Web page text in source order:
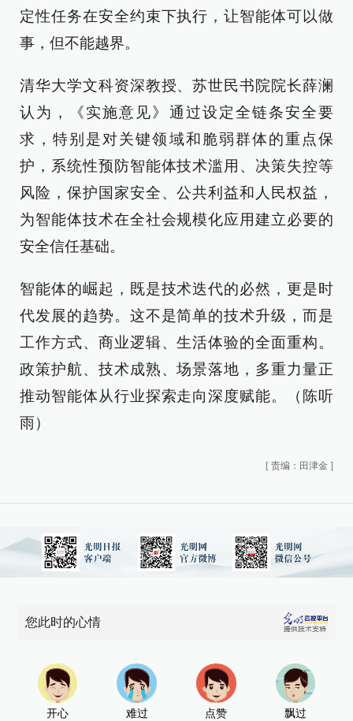
定性任务在安全约束下执行，让智能体可以做
事，但不能越界。
清华大学文科资深教授、苏世民书院院长薛澜
认为，《实施意见》通过设定全链条安全要
求，特别是对关键领域和脆弱群体的重点保
护，系统性预防智能体技术滥用、决策失控等
风险，保护国家安全、公共利益和人民权益，
为智能体技术在全社会规模化应用建立必要的
安全信任基础。
智能体的崛起，既是技术迭代的必然，更是时
代发展的趋势。这不是简单的技术升级，而是
工作方式、商业逻辑、生活体验的全面重构。
政策护航、技术成熟、场景落地，多重力量正
推动智能体从行业探索走向深度赋能。（陈听
雨）
[ 责编：田津金 ]
您此时的心情
开心 难过 点赞 飘过